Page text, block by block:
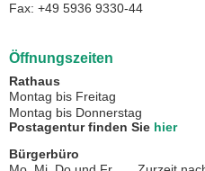
Fax: +49 5936 9330-44
Öffnungszeiten
Rathaus
Montag bis Freitag
Montag bis Donnerstag
Postagentur finden Sie hier
Bürgerbüro